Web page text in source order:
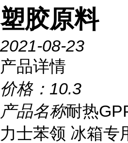
塑胶原料
2021-08-23
产品详情
价格： 10.3
产品名称耐热
力士苯领 冰箱专